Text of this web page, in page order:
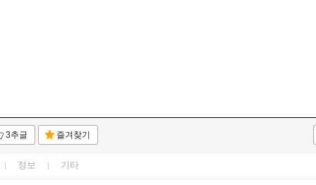
3추글 즐겨찾기
정보 기타